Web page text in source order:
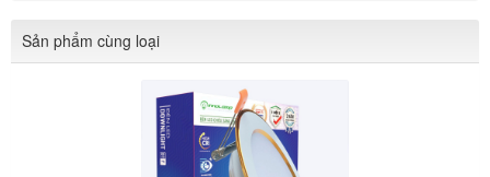
Sản phẩm cùng loại